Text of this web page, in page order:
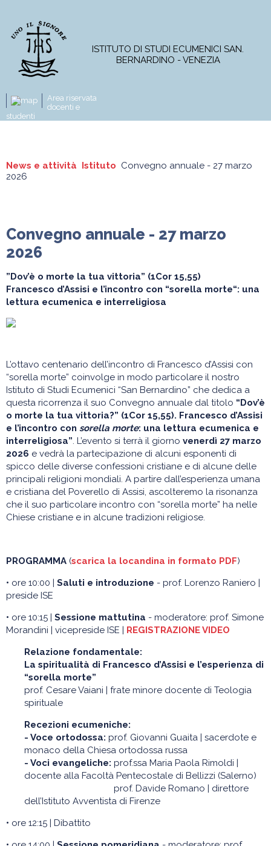
ISTITUTO DI STUDI ECUMENICI SAN.
BERNARDINO - VENEZIA
Area riservata
docenti e
studenti
L'Istituto Corso di Licenza Master
Istituto
News e attività Istituto Convegno annuale - 27 marzo
2026
Convegno annuale - 27 marzo
2026
”Dov’è o morte la tua vittoria” (1Cor 15,55)
Francesco d’Assisi e l’incontro con “sorella morte“: una
lettura ecumenica e interreligiosa
L’ottavo centenario dell’incontro di Francesco d’Assisi con
“sorella morte” coinvolge in modo particolare il nostro
Istituto di Studi Ecumenici “San Bernardino” che dedica a
questa ricorrenza il suo Convegno annuale dal titolo “Dov’è
o morte la tua vittoria?” (1Cor 15,55). Francesco d’Assisi
e l’incontro con sorella morte: una lettura ecumenica e
interreligiosa”. L’evento si terrà il giorno venerdì 27 marzo
2026 e vedrà la partecipazione di alcuni esponenti di
spicco delle diverse confessioni cristiane e di alcune delle
principali religioni mondiali. A partire dall’esperienza umana
e cristiana del Poverello di Assisi, ascolteremo la risonanza
che il suo particolare incontro con “sorella morte” ha nelle
Chiese cristiane e in alcune tradizioni religiose.
PROGRAMMA (scarica la locandina in formato PDF)
• ore 10:00 | Saluti e introduzione - prof. Lorenzo Raniero |
preside ISE
• ore 10:15 | Sessione mattutina - moderatore: prof. Simone
Morandini | vicepreside ISE | REGISTRAZIONE VIDEO
Relazione fondamentale:
La spiritualità di Francesco d’Assisi e l’esperienza di
“sorella morte”
prof. Cesare Vaiani | frate minore docente di Teologia
spirituale
Recezioni ecumeniche:
- Voce ortodossa: prof. Giovanni Guaita | sacerdote e
monaco della Chiesa ortodossa russa
- Voci evangeliche: prof.ssa Maria Paola Rimoldi |
docente alla Facoltà Pentecostale di Bellizzi (Salerno)
prof. Davide Romano | direttore
dell’Istituto Avventista di Firenze
• ore 12:15 | Dibattito